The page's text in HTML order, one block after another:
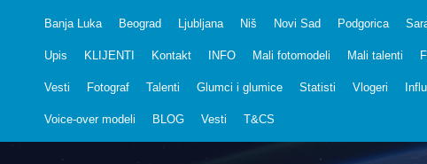
Banja Luka Beograd Ljubljana Niš Novi Sad Podgorica
Upis KLIJENTI Kontakt INFO Mali fotomodeli Mali talenti
Vesti Fotograf Talenti Glumci i glumice Statisti Vlogeri
Voice-over modeli BLOG Vesti T&CS